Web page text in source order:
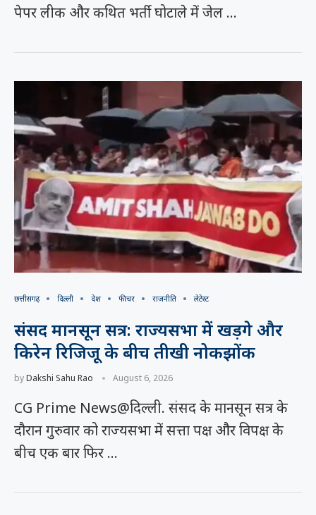
पेपर लीक और कथित भर्ती घोटाले में जेल …
छत्तीसगढ़ दिल्ली देश फीचर राजनीति लेटेस्ट
संसद मानसून सत्र: राज्यसभा में खड़गे और
किरेन रिजिजू के बीच तीखी नोकझोंक
byDakshi Sahu Rao August 6, 2026
CG Prime News@दिल्ली. संसद के मानसून सत्र के
दौरान गुरुवार को राज्यसभा में सत्ता पक्ष और विपक्ष के
बीच एक बार फिर …